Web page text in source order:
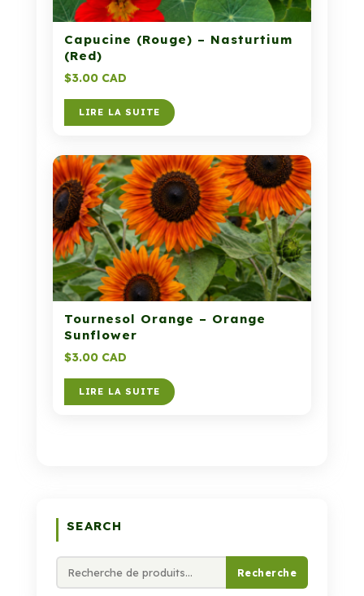
Capucine (Rouge) – Nasturtium
(Red)
$3.00 CAD
LIRE LA SUITE
Tournesol Orange – Orange
Sunflower
$3.00 CAD
LIRE LA SUITE
SEARCH
Recherche Recherche